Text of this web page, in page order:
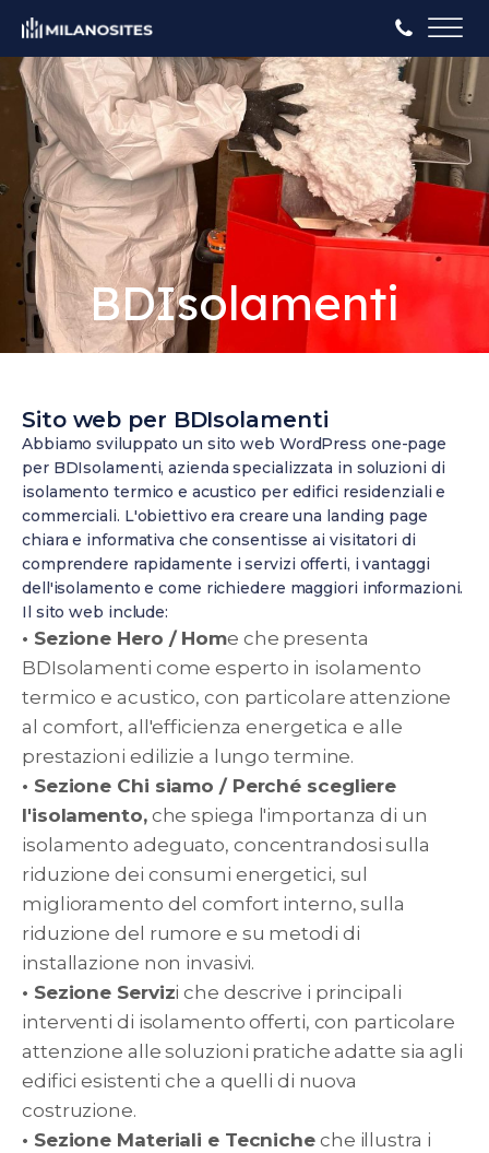
BDIsolamenti
Sito web per BDIsolamenti
Abbiamo sviluppato un sito web WordPress one-page
per BDIsolamenti, azienda specializzata in soluzioni di
isolamento termico e acustico per edifici residenziali e
commerciali. L'obiettivo era creare una landing page
chiara e informativa che consentisse ai visitatori di
comprendere rapidamente i servizi offerti, i vantaggi
dell'isolamento e come richiedere maggiori informazioni.
Il sito web include:
• Sezione Hero / Home che presenta
BDIsolamenti come esperto in isolamento
termico e acustico, con particolare attenzione
al comfort, all'efficienza energetica e alle
prestazioni edilizie a lungo termine.
• Sezione Chi siamo / Perché scegliere
l'isolamento,che spiega l'importanza di un
isolamento adeguato, concentrandosi sulla
riduzione dei consumi energetici, sul
miglioramento del comfort interno, sulla
riduzione del rumore e su metodi di
installazione non invasivi.
• Sezione Servizi che descrive i principali
interventi di isolamento offerti, con particolare
attenzione alle soluzioni pratiche adatte sia agli
edifici esistenti che a quelli di nuova
costruzione.
• Sezione Materiali e Tecniche che illustra i